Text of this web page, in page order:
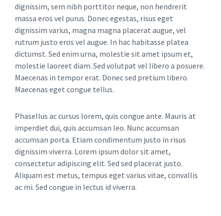
dignissim, sem nibh porttitor neque, non hendrerit
massa eros vel purus. Donec egestas, risus eget
dignissim varius, magna magna placerat augue, vel
rutrum justo eros vel augue. In hac habitasse platea
dictumst. Sed enim urna, molestie sit amet ipsum et,
molestie laoreet diam. Sed volutpat vel libero a posuere.
Maecenas in tempor erat. Donec sed pretium libero.
Maecenas eget congue tellus.
Phasellus ac cursus lorem, quis congue ante. Mauris at
imperdiet dui, quis accumsan leo. Nunc accumsan
accumsan porta. Etiam condimentum justo in risus
dignissim viverra. Lorem ipsum dolor sit amet,
consectetur adipiscing elit. Sed sed placerat justo.
Aliquam est metus, tempus eget varius vitae, convallis
ac mi. Sed congue in lectus id viverra.